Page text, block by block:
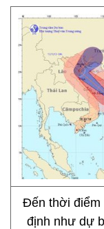
Đến thời điểm
định như dự